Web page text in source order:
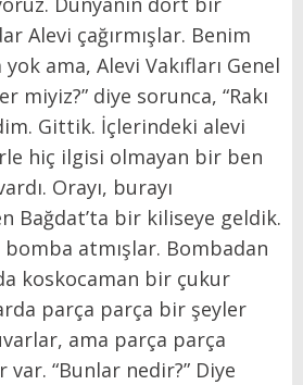
Alevi çağırmışlar. Benim
ama, Alevi Vakıfları Genel
miyiz?” diye sorunca, “Rakı
Gittik. İçlerindeki alevi
hiç ilgisi olmayan bir ben
Orayı, burayı
Bağdat’ta bir kiliseye geldik.
bomba atmışlar. Bombadan
koskocaman bir çukur
parça parça bir şeyler
ama parça parça
“Bunlar nedir?” Diye